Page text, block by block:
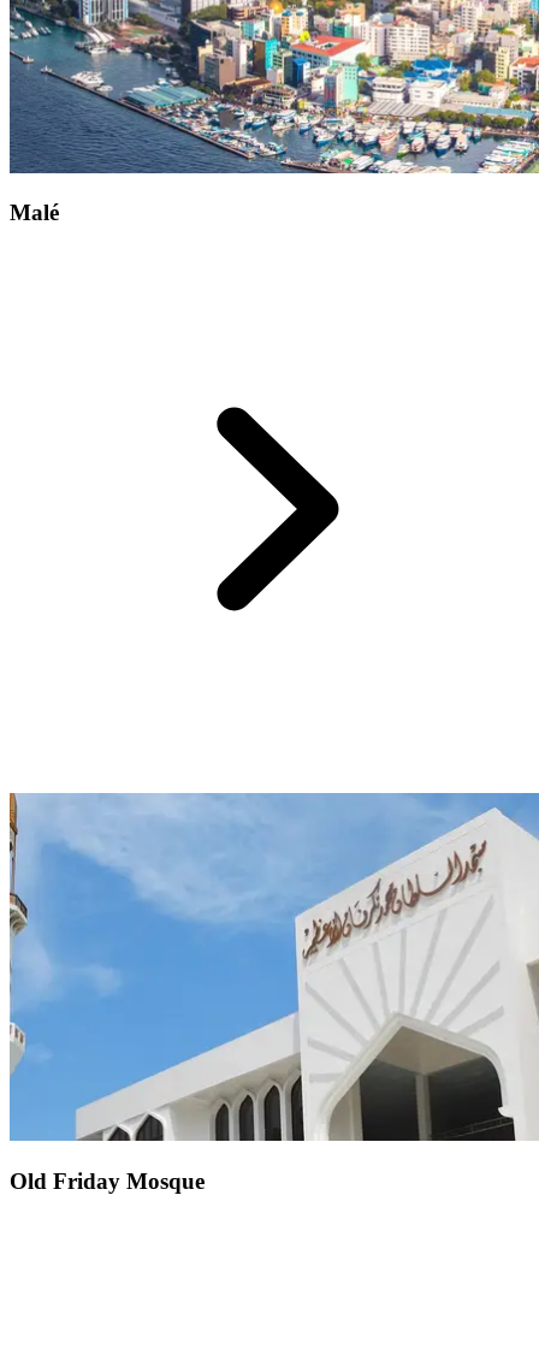
Malé
La capitale maldivienne,
Entre les atolls verdoyants et les eaux azurées, Malé, île vibrante et
capitale maldivienne, semble émerger de l'océan. Autour des
merveilles naturelles de l'archipel, elle déploie ses bâtiments colorés.
Laissez-vous porter par le rythme animé de la ville, explorez chaque
recoin de l'île. Suivez les parfums d'un restaurant local, la douce
clameur des étals ou les brises tropicales. De marchés en mosquées,
de ports de pêche en palais, le cœur des Maldives bat dans les
ruelles de Malé.
Old Friday Mosque